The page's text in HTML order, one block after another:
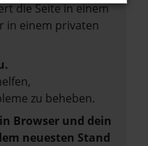
die Seite in einem
in einem privaten
zu beheben.
Browser und dein
neuesten Stand